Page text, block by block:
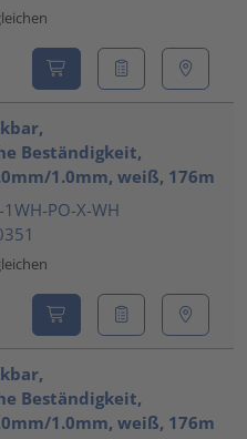
Beständigkeit,
1.0mm, weiß, 176m
1WH-PO-X-WH
Beständigkeit,
1.0mm, weiß, 176m